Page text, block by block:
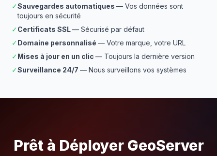
✓Sauvegardes automatiques — Vos données sont
toujours en sécurité
✓Certificats SSL— Sécurisé par défaut
✓Domaine personnalisé — Votre marque, votre URL
✓Mises à jour en un clic — Toujours la dernière version
✓Surveillance 24/7 — Nous surveillons vos systèmes
Prêt à Déployer GeoServer